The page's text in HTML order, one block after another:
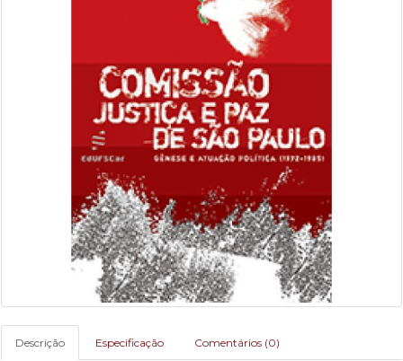
Descrição Especificação Comentários (0)